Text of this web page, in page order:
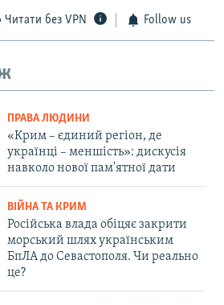
Читати без VPN Follow us
ПРАВА ЛЮДИНИ
«Крим – єдиний регіон, де
українці – меншість»: дискусія
навколо нової пам'ятної дати
ВІЙНА ТА КРИМ
Російська влада обіцяє закрити
морський шлях українським
БпЛА до Севастополя. Чи реально
це?